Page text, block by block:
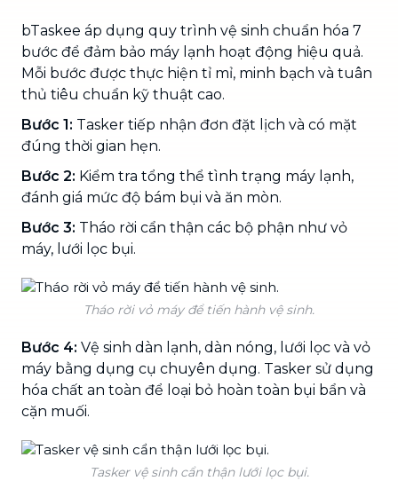
bTaskee áp dụng quy trình vệ sinh chuẩn hóa 7
bước để đảm bảo máy lạnh hoạt động hiệu quả.
Mỗi bước được thực hiện tỉ mỉ, minh bạch và tuân
thủ tiêu chuẩn kỹ thuật cao.
Bước 1: Tasker tiếp nhận đơn đặt lịch và có mặt
đúng thời gian hẹn.
Bước 2: Kiểm tra tổng thể tình trạng máy lạnh,
đánh giá mức độ bám bụi và ăn mòn.
Bước 3: Tháo rời cẩn thận các bộ phận như vỏ
máy, lưới lọc bụi.
Tháo rời vỏ máy để tiến hành vệ sinh.
Bước 4: Vệ sinh dàn lạnh, dàn nóng, lưới lọc và vỏ
máy bằng dụng cụ chuyên dụng. Tasker sử dụng
hóa chất an toàn để loại bỏ hoàn toàn bụi bẩn và
cặn muối.
Tasker vệ sinh cẩn thận lưới lọc bụi.